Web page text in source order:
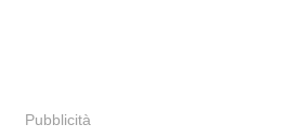
Pubblicità